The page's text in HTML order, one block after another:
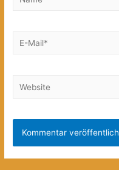
E-
Website